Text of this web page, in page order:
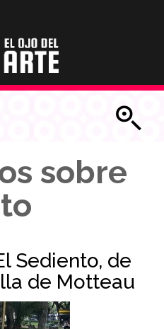
sobre
Sediento, de
de Motteau